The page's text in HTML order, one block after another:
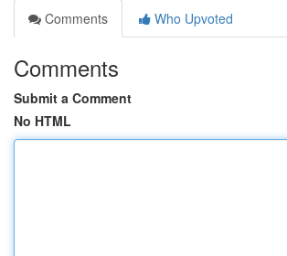
Comments
Who Upvoted
Comments
Submit a Comment
No HTML